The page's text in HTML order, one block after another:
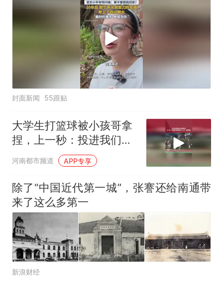
封面新闻 55跟贴
大学生打篮球被小孩哥拿
捏，上一秒：投进我们做
俯卧撑 下一秒：愿赌服输
河南都市频道 APP专享
除了“中国近代第一城”，张謇还给南通带
来了这么多第一
新浪财经